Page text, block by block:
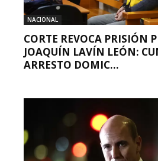
NACIONAL
CORTE REVOCA PRISIÓN
JOAQUÍN LAVÍN LEÓN:
ARRESTO DOMIC...